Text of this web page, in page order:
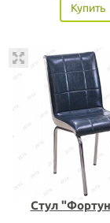
Купить
Стул